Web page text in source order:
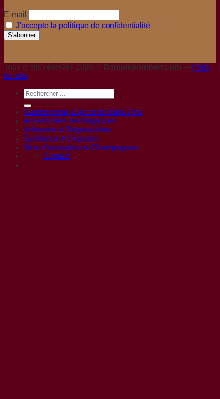
E-mail
J'accepte la politique de confidentialité
Tous droits réservés 2026 © Domainerimbert.com — Plan
du site
Gastronomie & Accords Mets-Vins
Accessoires oenologiques
Adresses & Dégustations
Spiritueux & Liqueurs
Vins d’exception & Champagnes
Contact